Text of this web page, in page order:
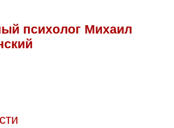
психолог Михаил